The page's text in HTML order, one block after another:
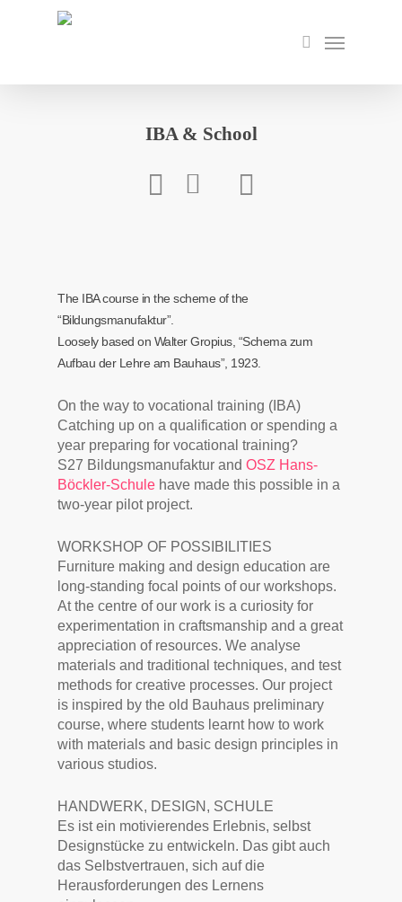
search
Menu
IBA & School
The IBA course in the scheme of the
“Bildungsmanufaktur”.
Loosely based on Walter Gropius, “Schema zum
Aufbau der Lehre am Bauhaus”, 1923.
On the way to vocational training (IBA)
Catching up on a qualification or spending a
year preparing for vocational training?
S27 Bildungsmanufaktur andOSZ Hans-
Böckler-Schule have made this possible in a
two-year pilot project.
WORKSHOP OF POSSIBILITIES
Furniture making and design education are
long-standing focal points of our workshops.
At the centre of our work is a curiosity for
experimentation in craftsmanship and a great
appreciation of resources. We analyse
materials and traditional techniques, and test
methods for creative processes. Our project
is inspired by the old Bauhaus preliminary
course, where students learnt how to work
with materials and basic design principles in
various studios.
HANDWERK, DESIGN, SCHULE
Es ist ein motivierendes Erlebnis, selbst
Designstücke zu entwickeln. Das gibt auch
das Selbstvertrauen, sich auf die
Herausforderungen des Lernens